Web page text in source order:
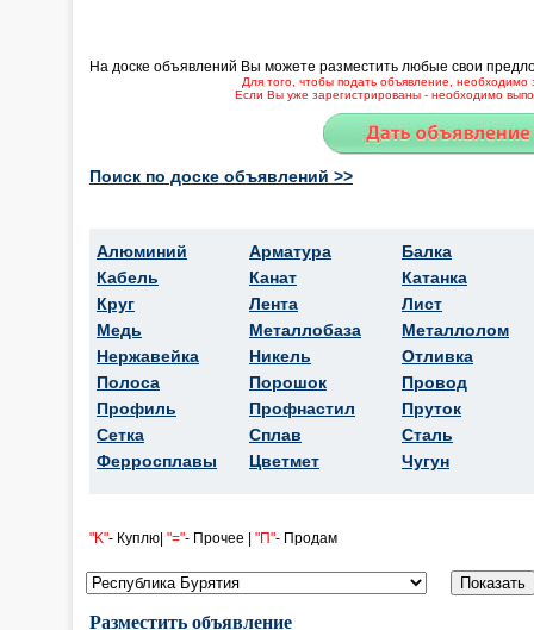
На доске объявлений Вы можете разместить любые свои
Для того, чтобы подать объявление, необходимо
Если Вы уже зарегистрированы - необходимо
Поиск по доске объявлений >>
Алюминий
Кабель
Круг
Медь
Нержавейка
Полоса
Профиль
Сетка
Ферросплавы
Арматура
Канат
Лента
Металлобаза
Никель
Порошок
Профнастил
Сплав
Цветмет
Балка
Катанка
Лист
Металлолом
Отливка
Провод
Пруток
Сталь
Чугун
"K"- Куплю| "="- Прочее | "П"- Продам
Разместить объявление